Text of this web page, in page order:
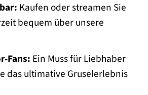
Kaufen oder streamen Sie
bequem über unsere
Fans: Ein Muss für Liebhaber
das ultimative Gruselerlebnis